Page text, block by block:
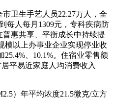
卫生手艺人员22.27万人，全
每人每月1309元，专科疾病防
惠共享、平衡成长中持续提
模以上办事业企业实现停业收
25.4%、10.1%。住宿业零售额
平易近家庭人均消费收入
）年平均浓度21.5微克/立方